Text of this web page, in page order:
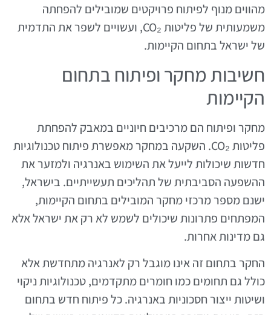
מהווים מנוף לפיתוח פרויקטים שמובילים להפחתה
משמעותית של פליטות CO₂, ועשויים לשפר את התדמית
של ישראל בתחום הקיימות.
חשיבות מחקר ופיתוח בתחום
הקיימות
מחקר ופיתוח הם מרכיבים חיוניים במאבק להפחתת
פליטות CO₂. השקעה במחקר מאפשרת פיתוח טכנולוגיות
חדשות שיכולות לייעל את השימוש באנרגיה ולמזער את
ההשפעה הסביבתית של תהליכים תעשייתיים. בישראל,
ישנם מספר מרכזי מחקר המובילים בתחום הקיימות,
המפתחים פתרונות שיכולים לשמש לא רק את ישראל אלא
גם מדינות אחרות.
החקר בתחום זה אינו מוגבל רק לאנרגיה מתחדשת אלא
כולל גם תחומים כמו חומרים מתקדמים, טכנולוגיות ניקוי
ושיטות ייצור חסכוניות באנרגיה. כל פיתוח חדש בתחום